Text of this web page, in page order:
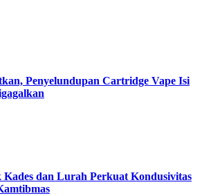
Penyelundupan Cartridge Vape Isi
dan Lurah Perkuat Kondusivitas